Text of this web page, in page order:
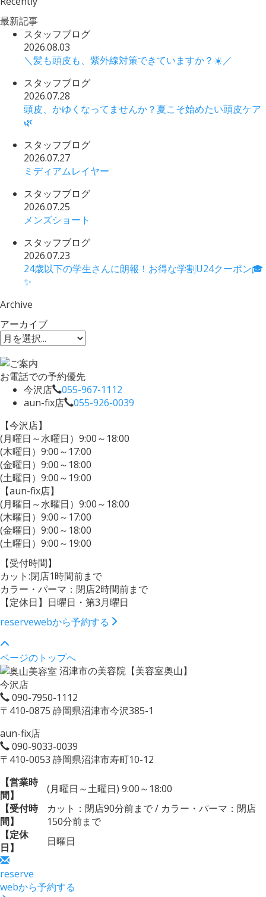
最新記事
スタッフブログ
2026.08.03
＼髪も頭皮も、紫外線対策できていますか？☀️／
スタッフブログ
2026.07.28
頭皮、かゆくなってませんか？夏こそ始めたい頭皮ケア
🌿
スタッフブログ
2026.07.27
ミディアムレイヤー
スタッフブログ
2026.07.25
メンズショート
スタッフブログ
2026.07.23
24歳以下の学生さんに朗報！お得な学割U24クーポン🎓
✨
Archive
アーカイブ
お電話での予約優先
今沢店
055-967-1112
aun-fix店
055-926-0039
【今沢店】
(月曜日～水曜日）9:00～18:00
(木曜日）9:00～17:00
(金曜日）9:00～18:00
(土曜日）9:00～19:00
【aun-fix店】
(月曜日～水曜日）9:00～18:00
(木曜日）9:00～17:00
(金曜日）9:00～18:00
(土曜日）9:00～19:00
【受付時間】
カット:閉店1時間前まで
カラー・パーマ：閉店2時間前まで
【定休日】日曜日・第3月曜日
reservewebから予約する
ページのトップへ
沼津市の美容院【美容室奥山】
今沢店
090-7950-1112
〒410-0875 静岡県沼津市今沢385-1
aun-fix店
090-9033-0039
〒410-0053 静岡県沼津市寿町10-12
【営業時
間】
(月曜日～土曜日) 9:00～18:00
【受付時
間】
カット：閉店90分前まで / カラー・パーマ：閉店
150分前まで
【定休
日】
日曜日
reserve
webから予約する